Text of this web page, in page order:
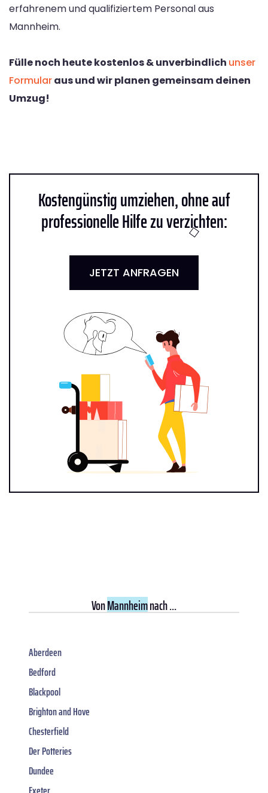
erfahrenem und qualifiziertem Personal aus
Mannheim.
Fülle noch heute kostenlos & unverbindlich unser
Formularaus und wir planen gemeinsam deinen
Umzug!
Kostengünstig umziehen, ohne auf
professionelle Hilfe zu verzichten:
JETZT ANFRAGEN
VonMannheimnach ...
Aberdeen
Bedford
Blackpool
Brighton and Hove
Chesterfield
Der Potteries
Dundee